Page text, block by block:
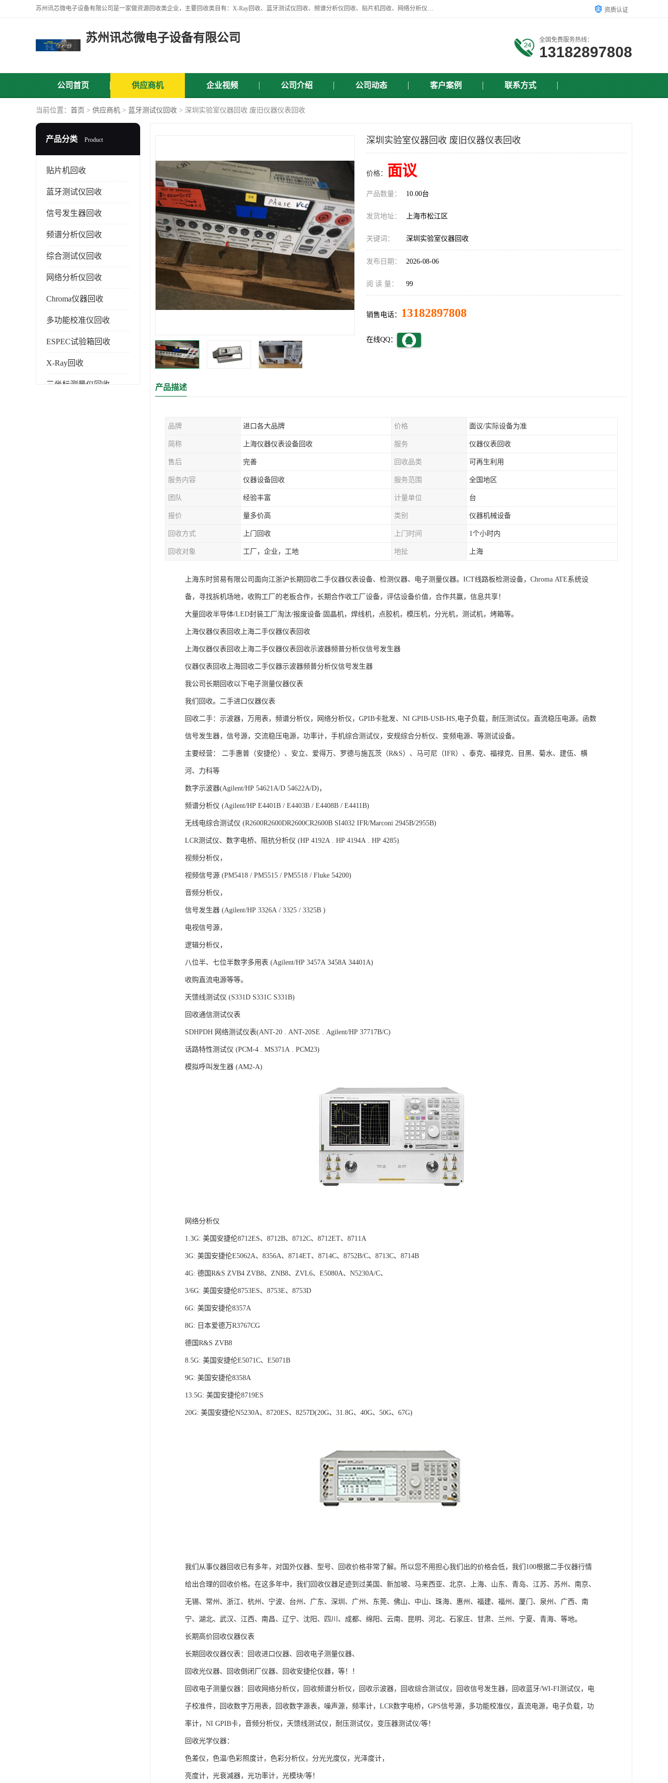
苏州讯芯微电子设备有限公司是一家做资源回收类企业，主要回收类目有：X-Ray回收、蓝牙测试仪回收、频谱分析仪回收、贴片机回收、网络分析仪回收、信号发生器回收等，从企业单位的需求出发，试通过本网络平台的建立有效整合物资市场，使可再生资源获得合理的流通和科学的再利用。 资质认证
苏州讯芯微电子设备有限公司 全国免费服务热线：
13182897808
公司首页 供应商机 企业视频 公司介绍 公司动态 客户案例 联系方式
当前位置： 首页 > 供应商机 > 蓝牙测试仪回收 > 深圳实验室仪器回收 废旧仪器仪表回收
产品分类 Product
贴片机回收
蓝牙测试仪回收
信号发生器回收
频谱分析仪回收
综合测试仪回收
网络分析仪回收
Chroma仪器回收
多功能校准仪回收
ESPEC试验箱回收
X-Ray回收
三坐标测量仪回收
深圳实验室仪器回收 废旧仪器仪表回收
价格： 面议
产品数量： 10.00台
发货地址： 上海市松江区
关键词： 深圳实验室仪器回收
发布日期： 2026-08-06
阅 读 量： 99
销售电话： 13182897808
在线QQ：
产品描述
品牌 进口各大品牌 价格 面议/实际设备为准
简称 上海仪器仪表设备回收 服务 仪器仪表回收
售后 完善 回收品类 可再生利用
服务内容 仪器设备回收 服务范围 全国地区
团队 经验丰富 计量单位 台
报价 量多价高 类别 仪器机械设备
回收方式 上门回收 上门时间 1个小时内
回收对象 工厂，企业，工地 地扯 上海
上海东时贸易有限公司面向江浙沪长期回收二手仪器仪表设备、检测仪器、电子测量仪器。ICT线路板检测设备，Chroma ATE系统设
备，寻找拆机场地，收购工厂的老板合作，长期合作收工厂设备，评估设备价值，合作共赢，信息共享！
大量回收半导体/LED封装工厂淘汰/报废设备:固晶机，焊线机，点胶机，模压机，分光机，测试机，烤箱等。
上海仪器仪表回收上海二手仪器仪表回收
上海仪器仪表回收上海二手仪器仪表回收示波器频普分析仪信号发生器
仪器仪表回收上海回收二手仪器示波器频普分析仪信号发生器
我公司长期回收以下电子测量仪器仪表
我们回收。二手进口仪器仪表
回收二手：示波器，万用表，频谱分析仪，网络分析仪，GPIB卡批发、NI GPIB-USB-HS,电子负载，耐压测试仪。直流稳压电源。函数
信号发生器，信号源，交流稳压电源，功率计，手机综合测试仪，安规综合分析仪、变频电源、等测试设备。
主要经营： 二手惠普（安捷伦）、安立、爱得万、罗德与施瓦茨（R&S）、马可尼（IFR）、泰克、福禄克、目黑、菊水、建伍、横
河、力科等
数字示波器(Agilent/HP 54621A/D 54622A/D)，
频谱分析仪 (Agilent/HP E4401B / E4403B / E4408B / E4411B)
无线电综合测试仪 (R2600R2600DR2600CR2600B SI4032 IFR/Marconi 2945B/2955B)
LCR测试仪、数字电桥、阻抗分析仪 (HP 4192A . HP 4194A . HP 4285)
视频分析仪，
视频信号源 (PM5418 / PM5515 / PM5518 / Fluke 54200)
音频分析仪，
信号发生器 (Agilent/HP 3326A / 3325 / 3325B )
电视信号源，
逻辑分析仪，
八位半、七位半数字多用表 (Agilent/HP 3457A 3458A 34401A)
收购直流电源等等。
天馈线测试仪 (S331D S331C S331B)
回收通信测试仪表
SDHPDH 网络测试仪表(ANT-20 . ANT-20SE . Agilent/HP 37717B/C)
话路特性测试仪 (PCM-4 . MS371A . PCM23)
模拟呼叫发生器 (AM2-A)
网络分析仪
1.3G: 美国安捷伦8712ES、8712B、8712C、8712ET、8711A
3G: 美国安捷伦E5062A、8356A、8714ET、8714C、8752B/C、8713C、8714B
4G: 德国R&S ZVB4 ZVB8、ZNB8、ZVL6、E5080A、N5230A/C、
3/6G: 美国安捷伦8753ES、8753E、8753D
6G: 美国安捷伦8357A
8G: 日本爱德万R3767CG
德国R&S ZVB8
8.5G: 美国安捷伦E5071C、E5071B
9G: 美国安捷伦8358A
13.5G: 美国安捷伦8719ES
20G: 美国安捷伦N5230A、8720ES、8257D(20G、31.8G、40G、50G、67G)
我们从事仪器回收已有多年，对国外仪器、型号、回收价格非常了解。所以您不用担心我们出的价格会低，我们100根据二手仪器行情
给出合理的回收价格。在这多年中，我们回收仪器足迹到过美国、新加坡、马来西亚、北京、上海、山东、青岛、江苏、苏州、南京、
无锡、常州、浙江、杭州、宁波、台州、广东、深圳、广州、东莞、佛山、中山、珠海、惠州、福建、福州、厦门、泉州、广西、南
宁、湖北、武汉、江西、南昌、辽宁、沈阳、四川、成都、绵阳、云南、昆明、河北、石家庄、甘肃、兰州、宁夏、青海、等地。
长期高价回收仪器仪表
长期回收仪器仪表：回收进口仪器、回收电子测量仪器、
回收光仪器、回收倒闭厂仪器、回收安捷伦仪器，等！！
回收电子测量仪器：回收网络分析仪，回收频谱分析仪，回收示波器，回收综合测试仪，回收信号发生器，回收蓝牙/WI-FI测试仪，电
子校准件，回收数字万用表，回收数字源表，噪声源，频率计，LCR数字电桥，GPS信号源，多功能校准仪，直流电源，电子负载，功
率计，NI GPIB卡，音频分析仪，天馈线测试仪，耐压测试仪，变压器测试仪/等！
回收光学仪器：
色差仪，色温/色彩照度计，色彩分析仪，分光光度仪，光泽度计，
亮度计，光衰减器，光功率计，光模块/等！